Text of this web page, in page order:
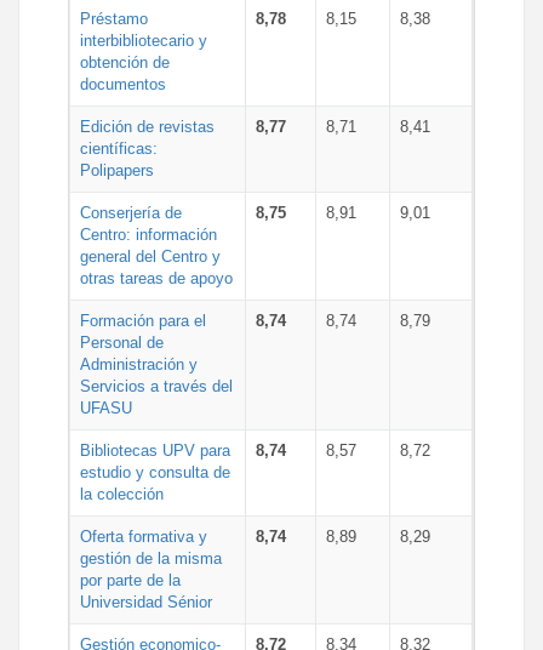
Préstamo
interbibliotecario y
obtención de
documentos
8,78 8,15 8,38
Edición de revistas
científicas:
Polipapers
8,77 8,71 8,41
Conserjería de
Centro: información
general del Centro y
otras tareas de apoyo
8,75 8,91 9,01
Formación para el
Personal de
Administración y
Servicios a través del
UFASU
8,74 8,74 8,79
Bibliotecas UPV para
estudio y consulta de
la colección
8,74 8,57 8,72
Oferta formativa y
gestión de la misma
por parte de la
Universidad Sénior
8,74 8,89 8,29
Gestión economico- 8,72 8,34 8,32